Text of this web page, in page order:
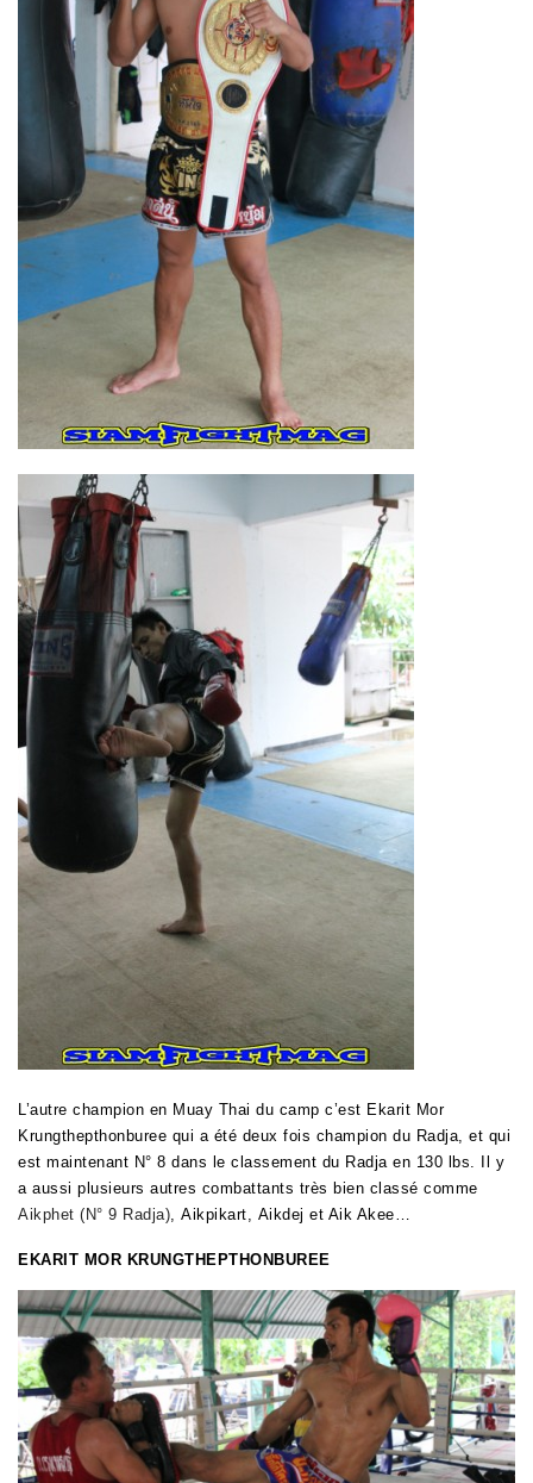
L’autre champion en Muay Thai du camp c’est Ekarit Mor
Krungthepthonburee qui a été deux fois champion du Radja, et qui
est maintenant N° 8 dans le classement du Radja en 130 lbs. Il y
a aussi plusieurs autres combattants très bien classé comme
Aikphet (N° 9 Radja), Aikpikart, Aikdej et Aik Akee…
EKARIT MOR KRUNGTHEPTHONBUREE